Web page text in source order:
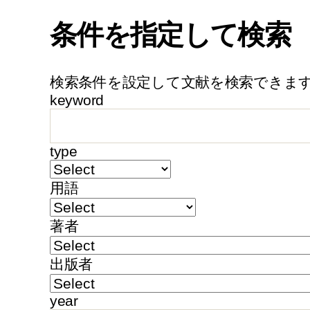
条件を指定して検索
検索条件を設定して文献を検索できま
keyword
type
用語
著者
出版者
year